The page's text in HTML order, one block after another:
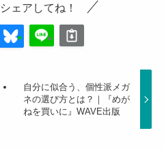
ェアしてね！
自分に似合う、個性派メガ
ネの選び方とは？｜『めが
ねを買いに』WAVE出版